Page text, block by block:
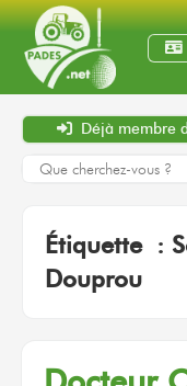
Déjà membre
Étiquette :
Douprou